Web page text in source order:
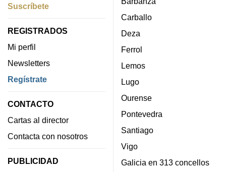
Suscríbete
REGISTRADOS
Mi perfil
Newsletters
Regístrate
CONTACTO
Cartas al director
Contacta con nosotros
PUBLICIDAD
Carballo
Deza
Ferrol
Lemos
Lugo
Ourense
Pontevedra
Santiago
Vigo
Galicia en 313 concellos